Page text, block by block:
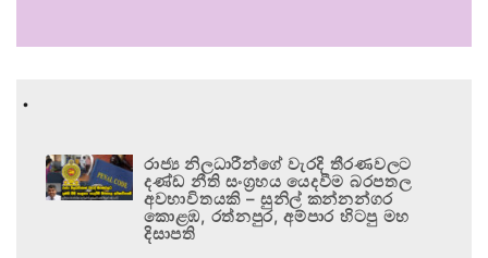
.
රාජ්‍ය නිලධාරීන්ගේ වැරදි තීරණවලට
දණ්ඩ නීති සංග්‍රහය යෙදවීම බරපතල
අවභාවිතයකි – සුනිල් කන්නන්ගර
කොළඹ, රත්නපුර, අම්පාර හිටපු මහ
දිසාපති